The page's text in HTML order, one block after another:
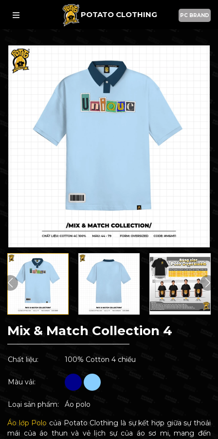
POTATO CLOTHING PC BRAND
Mix & Match Collection 4
Chất liệu: 100% Cotton 4 chiều
Màu vải:
Loại sản phẩm: Áo polo
Áo lớp Polo của Potato Clothing là sự kết hợp giữa sự thoải
mái của áo thun và vẻ lịch sự của áo sơ mi, mang đến